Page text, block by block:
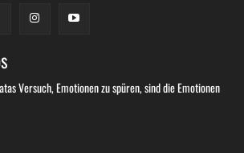
Versuch, Emotionen zu spüren, sind die Emotionen